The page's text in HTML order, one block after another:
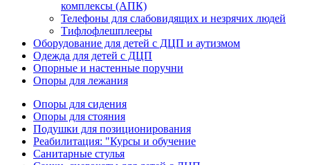
комплексы (АПК)
Телефоны для слабовидящих и незрячих людей
Тифлофлешплееры
Оборудование для детей с ДЦП и аутизмом
Одежда для детей с ДЦП
Опорные и настенные поручни
Опоры для лежания
Опоры для сидения
Опоры для стояния
Подушки для позиционирования
Реабилитация: "Курсы и обучение
Санитарные стулья